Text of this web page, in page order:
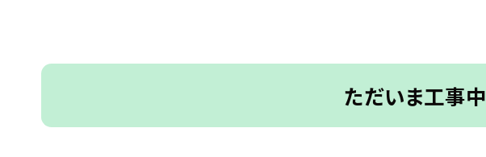
ただいま工事中